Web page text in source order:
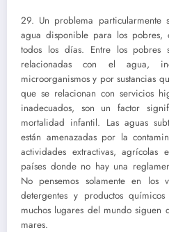
29. Un problema
agua disponible para los pobres,
todos los días. Entre los pobres
relacionadas con el agua,
microorganismos y por sustancias
que se relacionan con servicios
inadecuados, son un factor
mortalidad infantil. Las aguas
están amenazadas por la
actividades extractivas,
países donde no hay una
No pensemos solamente en los
detergentes y productos
muchos lugares del mundo siguen
mares.